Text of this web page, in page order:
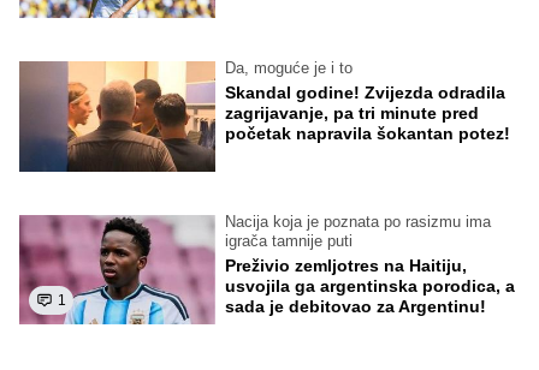
Da, moguće je i to
Skandal godine! Zvijezda odradila
zagrijavanje, pa tri minute pred
početak napravila šokantan potez!
1
Nacija koja je poznata po rasizmu ima
igrača tamnije puti
Preživio zemljotres na Haitiju,
usvojila ga argentinska porodica, a
sada je debitovao za Argentinu!